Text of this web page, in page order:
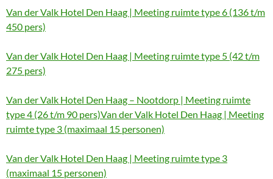
Van der Valk Hotel Den Haag | Meeting ruimte type 6 (136 t/m
450 pers)
Van der Valk Hotel Den Haag | Meeting ruimte type 5 (42 t/m
275 pers)
Van der Valk Hotel Den Haag – Nootdorp | Meeting ruimte
type 4 (26 t/m 90 pers)Van der Valk Hotel Den Haag | Meeting
ruimte type 3 (maximaal 15 personen)
Van der Valk Hotel Den Haag | Meeting ruimte type 3
(maximaal 15 personen)